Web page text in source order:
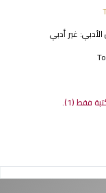
غير أدبي
فقط(1).